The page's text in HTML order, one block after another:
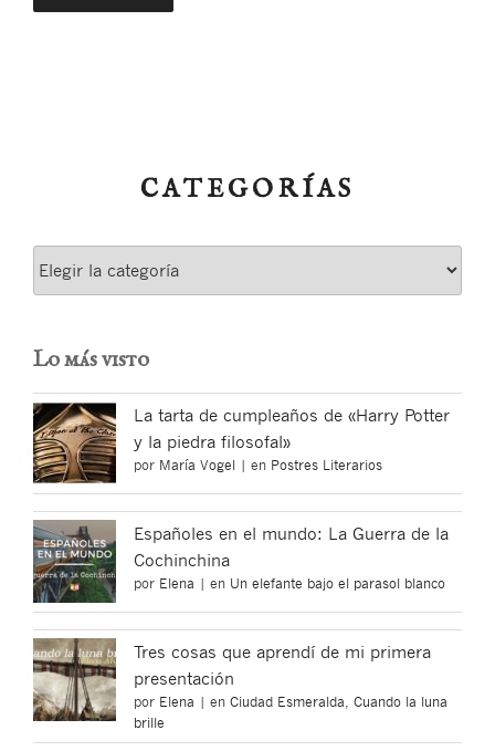
CATEGORÍAS
Lo más visto
La tarta de cumpleaños de «Harry Potter
y la piedra filosofal»
por María Vogel | en Postres Literarios
Españoles en el mundo: La Guerra de la
Cochinchina
por Elena | en Un elefante bajo el parasol blanco
Tres cosas que aprendí de mi primera
presentación
por Elena | en Ciudad Esmeralda, Cuando la luna
brille